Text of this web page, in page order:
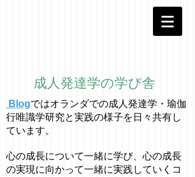
成人発達学の学び舎
Blogではオラ ンダでの成人発達学・ 瑜伽
行唯識学研究と実践の様子を日々共有し
ています。
心の成長について一緒に学び、心の成長
の実現に向かって一緒に実践していくコ